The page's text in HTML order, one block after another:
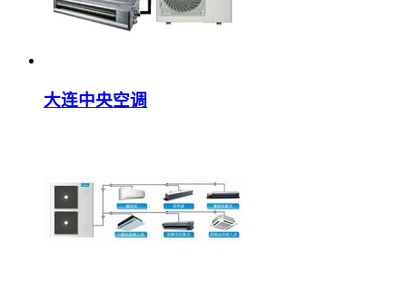
大连中央空调